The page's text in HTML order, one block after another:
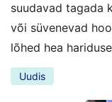
suudavad tagada
või süvenevad
lõhed hea
Uudis